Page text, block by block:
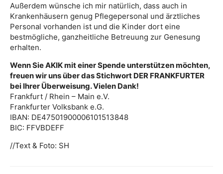
Außerdem wünsche ich mir natürlich, dass auch in
Krankenhäusern genug Pflegepersonal und ärztliches
Personal vorhanden ist und die Kinder dort eine
bestmögliche, ganzheitliche Betreuung zur Genesung
erhalten.
Wenn Sie AKIK mit einer Spende unterstützen möchten,
freuen wir uns über das Stichwort DER FRANKFURTER
bei Ihrer Überweisung. Vielen Dank!
Frankfurt / Rhein – Main e.V.
Frankfurter Volksbank e.G.
IBAN: DE47501900006101513848
BIC: FFVBDEFF
//Text & Foto: SH